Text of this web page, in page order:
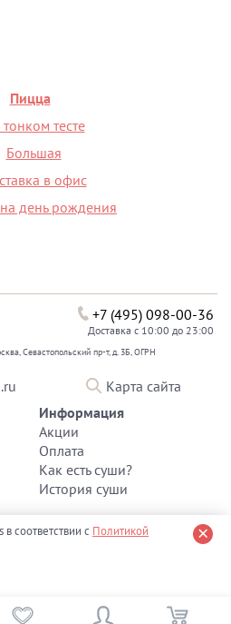
Пицца
тесте
Большая
в офис
день рождения
+7 (495) 098-00-36
Доставка с 10:00 до 23:00
Севастопольский пр-т, д. 3Б, ОГРН
Карта сайта
Информация
Акции
Оплата
Как есть суши?
История суши
тем самым соглашаетесь с
персональных данных
соответствии с Политикой